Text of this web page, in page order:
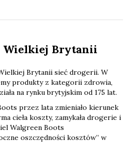
Wielkiej Brytanii
Brytanii sieć drogerii. W
produkty z kategorii zdrowia,
na rynku brytyjskim od 175 lat.
przez lata zmieniało kierunek
cieła koszty, zamykała drogerie i
Walgreen Boots
oszczędności kosztów” w